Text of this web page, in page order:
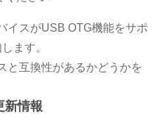
イスがUSB OTG機能をサポ
ます。
と互換性があるかどうかを
新情報